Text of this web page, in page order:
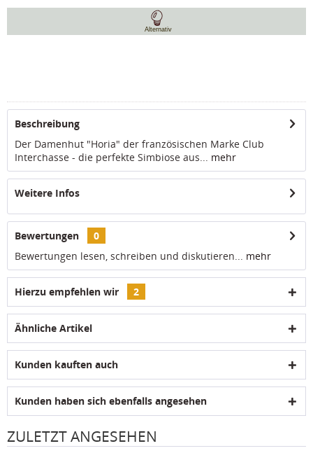
Alternativ
Beschreibung
Der Damenhut "Horia" der französischen Marke Club
Interchasse - die perfekte Simbiose aus... mehr
Weitere Infos
Bewertungen
0
Bewertungen lesen, schreiben und diskutieren... mehr
Hierzu empfehlen wir 2
Ähnliche Artikel
Kunden kauften auch
Kunden haben sich ebenfalls angesehen
ZULETZT ANGESEHEN